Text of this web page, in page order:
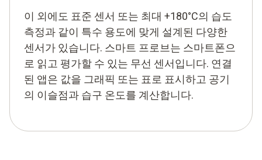
이 외에도 표준 센서 또는 최대 +180°C의 습도
측정과 같이 특수 용도에 맞게 설계된 다양한
센서가 있습니다. 스마트 프로브는 스마트폰으
로 읽고 평가할 수 있는 무선 센서입니다. 연결
된 앱은 값을 그래픽 또는 표로 표시하고 공기
의 이슬점과 습구 온도를 계산합니다.